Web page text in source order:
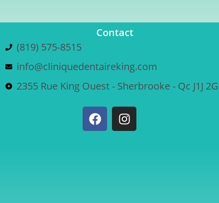
Contact
(819) 575-8515
info@cliniquedentaireking.com
2355 Rue King Ouest - Sherbrooke - Qc J1J